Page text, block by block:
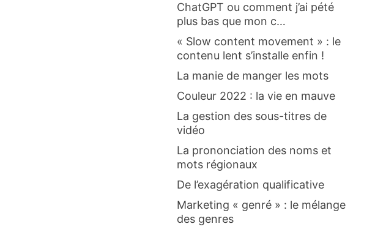
ChatGPT ou comment j’ai pété
plus bas que mon c…
« Slow content movement » : le
contenu lent s’installe enfin !
La manie de manger les mots
Couleur 2022 : la vie en mauve
La gestion des sous-titres de
vidéo
La prononciation des noms et
mots régionaux
De l’exagération qualificative
Marketing « genré » : le mélange
des genres